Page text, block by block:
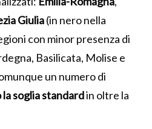
Giulia(in nero nella
con minor presenza di
Basilicata, Molise e
un numero di
soglia standardin oltre la